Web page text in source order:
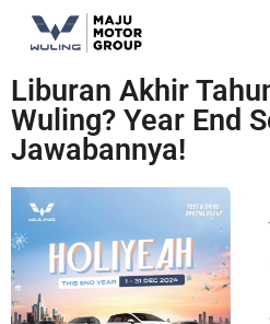
Liburan Akhir
Wuling? Year End
Jawabannya!